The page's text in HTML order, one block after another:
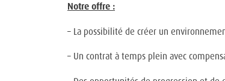
Notre offre :
– La possibilité de créer un
– Un contrat à temps plein avec